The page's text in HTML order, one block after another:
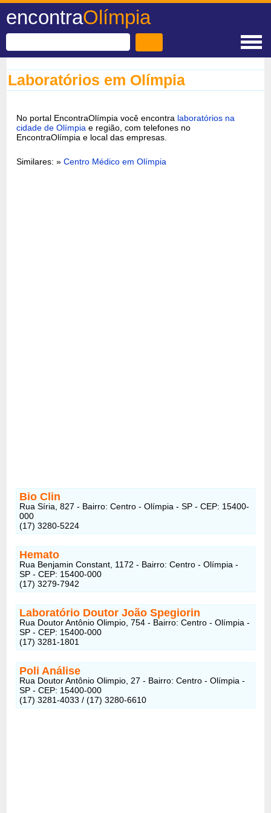
encontraOlímpia
Laboratórios em Olímpia
No portal EncontraOlímpia você encontra laboratórios na
cidade de Olímpia e região, com telefones no
EncontraOlímpia e local das empresas.
Similares: »Centro Médico em Olímpia
Bio Clin
Rua Síria, 827 - Bairro: Centro - Olímpia - SP - CEP: 15400-
000
(17) 3280-5224
Hemato
Rua Benjamin Constant, 1172 - Bairro: Centro - Olímpia -
SP - CEP: 15400-000
(17) 3279-7942
Laboratório Doutor João Spegiorin
Rua Doutor Antônio Olimpio, 754 - Bairro: Centro - Olímpia -
SP - CEP: 15400-000
(17) 3281-1801
Poli Análise
Rua Doutor Antônio Olimpio, 27 - Bairro: Centro - Olímpia -
SP - CEP: 15400-000
(17) 3281-4033 / (17) 3280-6610